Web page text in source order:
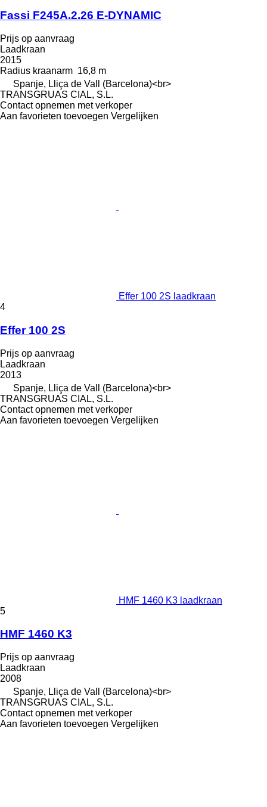
Fassi F245A.2.26 E-DYNAMIC
Prijs op aanvraag
Laadkraan
2015
Radius kraanarm 16,8 m
Spanje, Lliça de Vall (Barcelona)<br>
TRANSGRUAS CIAL, S.L.
Contact opnemen met verkoper
Aan favorieten toevoegen Vergelijken
Effer 100 2S laadkraan
4
Effer 100 2S
Prijs op aanvraag
Laadkraan
2013
Spanje, Lliça de Vall (Barcelona)<br>
TRANSGRUAS CIAL, S.L.
Contact opnemen met verkoper
Aan favorieten toevoegen Vergelijken
HMF 1460 K3 laadkraan
5
HMF 1460 K3
Prijs op aanvraag
Laadkraan
2008
Spanje, Lliça de Vall (Barcelona)<br>
TRANSGRUAS CIAL, S.L.
Contact opnemen met verkoper
Aan favorieten toevoegen Vergelijken